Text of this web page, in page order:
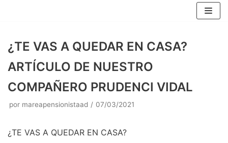
¿TE VAS A QUEDAR EN CASA?
ARTÍCULO DE NUESTRO
COMPAÑERO PRUDENCI VIDAL
por mareapensionistaad 07/03/2021
¿TE VAS A QUEDAR EN CASA?